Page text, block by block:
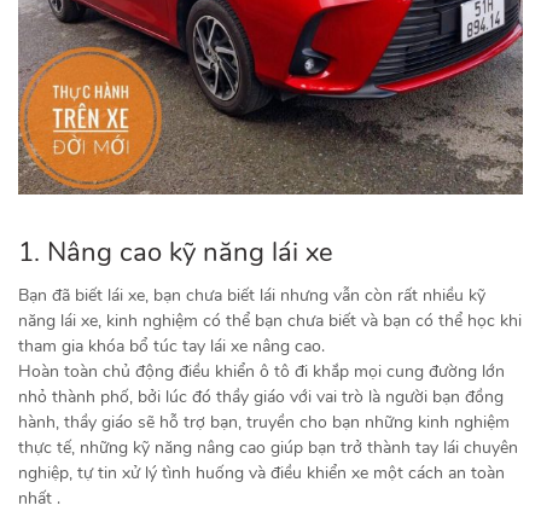
1. Nâng cao kỹ năng lái xe
Bạn đã biết lái xe, bạn chưa biết lái nhưng vẫn còn rất nhiều kỹ
năng lái xe, kinh nghiệm có thể bạn chưa biết và bạn có thể học khi
tham gia khóa bổ túc tay lái xe nâng cao.
Hoàn toàn chủ động điều khiển ô tô đi khắp mọi cung đường lớn
nhỏ thành phố, bởi lúc đó thầy giáo với vai trò là người bạn đồng
hành, thầy giáo sẽ hỗ trợ bạn, truyền cho bạn những kinh nghiệm
thực tế, những kỹ năng nâng cao giúp bạn trở thành tay lái chuyên
nghiệp, tự tin xử lý tình huống và điều khiển xe một cách an toàn
nhất .